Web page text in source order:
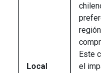
Local
Este
el